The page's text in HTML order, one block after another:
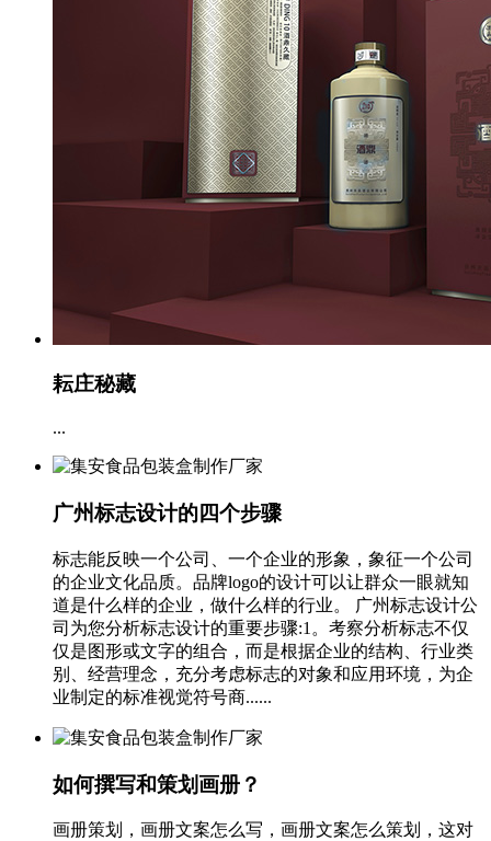
耘庄秘藏
...
广州标志设计的四个步骤
标志能反映一个公司、一个企业的形象，象征一个公司
的企业文化品质。品牌logo的设计可以让群众一眼就知
道是什么样的企业，做什么样的行业。 广州标志设计公
司为您分析标志设计的重要步骤:1。考察分析标志不仅
仅是图形或文字的组合，而是根据企业的结构、行业类
别、经营理念，充分考虑标志的对象和应用环境，为企
业制定的标准视觉符号商......
如何撰写和策划画册？
画册策划，画册文案怎么写，画册文案怎么策划，这对